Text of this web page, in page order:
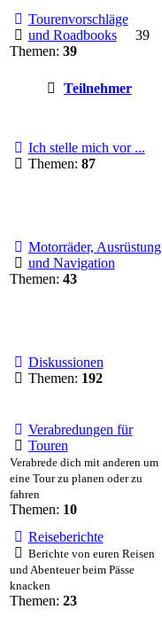
Tourenvorschläge
und Roadbooks
Themen: 39
39
Teilnehmer
Ich stelle mich vor ...
Themen: 87
Motorräder, Ausrüstung
und Navigation
Themen: 43
Diskussionen
Themen: 192
Verabredungen für
Touren
Verabrede dich mit anderen um
eine Tour zu planen oder zu
fahren
Themen: 10
Reiseberichte
Berichte von euren Reisen
und Abenteuer beim Pässe
knacken
Themen: 23